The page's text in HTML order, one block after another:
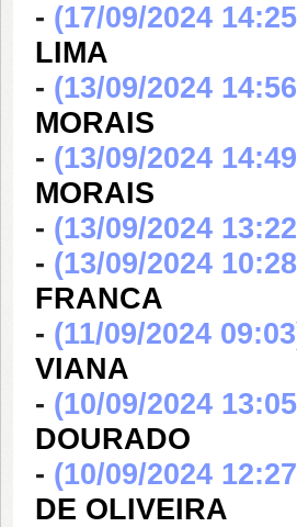
- (17/09/2024
LIMA
- (13/09/2024
MORAIS
- (13/09/2024
MORAIS
- (13/09/2024
- (13/09/2024
FRANCA
- (11/09/2024
VIANA
- (10/09/2024
DOURADO
- (10/09/2024
DE OLIVEIRA